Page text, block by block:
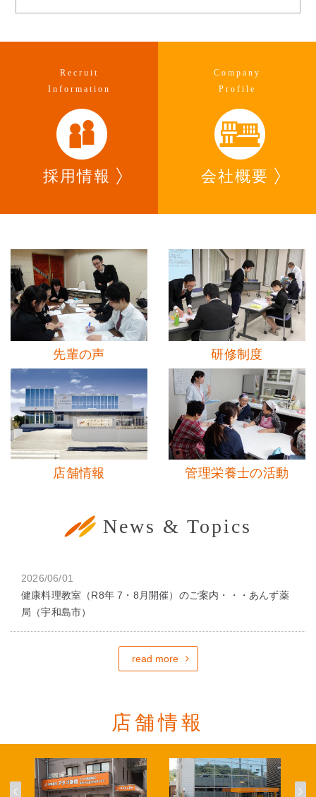
Recruit
Information
採用情報
Company
Profile
会社概要
先輩の声 研修制度
店舗情報 管理栄養士の活動
News & Topics
2026/06/01
健康料理教室（R8年 7・8月開催）のご案内・・・あんず薬
局（宇和島市）
read more
店舗情報
< >